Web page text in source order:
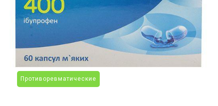
Противоревматические